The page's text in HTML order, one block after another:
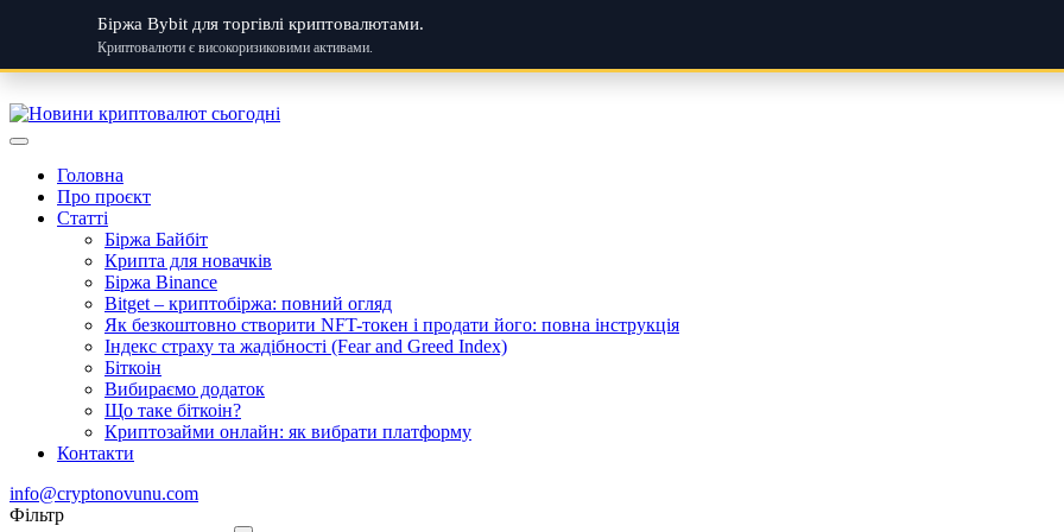
Біржа Bybit для торгівлі криптовалютами.
Криптовалюти є високоризиковими активами.
to
content
Головна
Про проєкт
Статті
Біржа Байбіт
Крипта для новачків
Біржа Binance
Bitget – криптобіржа: повний огляд
Як безкоштовно створити NFT-токен і продати його: повна інструкція
Індекс страху та жадібності (Fear and Greed Index)
Біткоін
Вибираємо додаток
Що таке біткоін?
Криптозайми онлайн: як вибрати платформу
Контакти
info@cryptonovunu.com
Фiльтр